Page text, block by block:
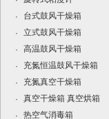
·
台式鼓风干燥箱
·
立式鼓风干燥箱
·
高温鼓风干燥箱
·
充氮恒温鼓风干燥箱
·
充氮真空干燥箱
·
真空干燥箱 真空烘箱
·
热空气消毒箱